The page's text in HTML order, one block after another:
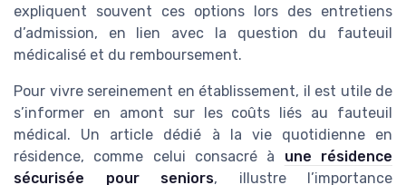
expliquent souvent ces options lors des entretiens
d’admission, en lien avec la question du fauteuil
médicalisé et du remboursement.
Pour vivre sereinement en établissement, il est utile de
s’informer en amont sur les coûts liés au fauteuil
médical. Un article dédié à la vie quotidienne en
résidence, comme celui consacré à une résidence
sécurisée pour seniors, illustre l’importance